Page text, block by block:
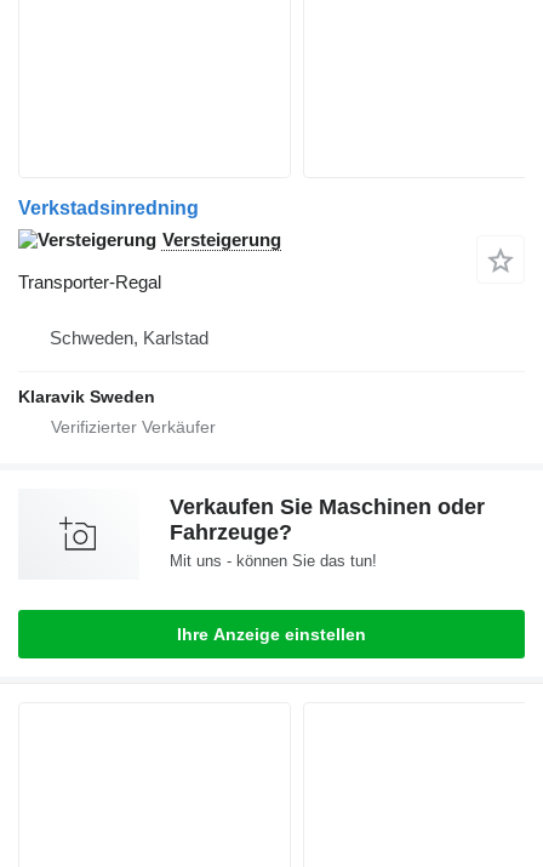
Verkstadsinredning
Versteigerung
Transporter-Regal
Schweden, Karlstad
Klaravik Sweden
Verkaufen Sie Maschinen oder
Fahrzeuge?
Mit uns - können Sie das tun!
Ihre Anzeige einstellen